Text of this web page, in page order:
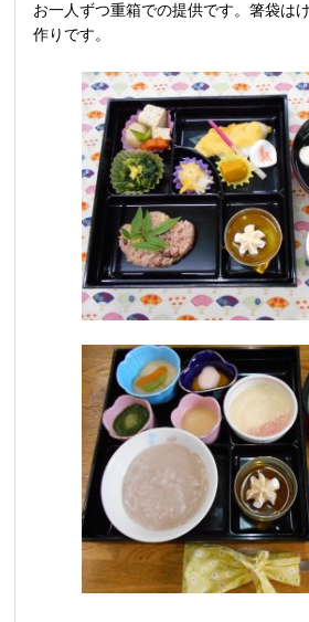
お一人ずつ重箱での提供です。箸袋は
作りです。